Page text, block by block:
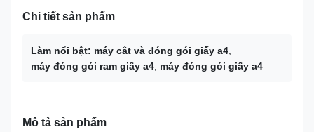
Chi tiết sản phẩm
Làm nổi bật: máy cắt và đóng gói giấy a4
máy đóng gói ram giấy a4 máy đóng gói giấy a4
Mô tả sản phẩm